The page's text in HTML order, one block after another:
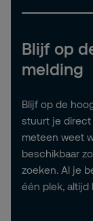
Blijf op
melding
Blijf op de
stuurt je direct
meteen weet
beschikbaar
zoeken. Al je
één plek, altijd